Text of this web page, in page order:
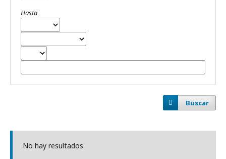
Hasta
Buscar
No hay resultados